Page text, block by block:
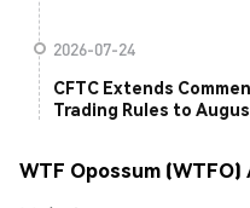
2026-07-24
CFTC Extends
Trading Rules to
WTF Opossum (WTFO)